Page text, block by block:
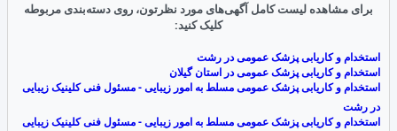
برای مشاهده لیست کامل آگهی‌های مورد نظرتون، روی دسته‌بندی مربوطه
کلیک کنید:
استخدام و کاریابی پزشک عمومی در رشت
استخدام و کاریابی پزشک عمومی در استان گیلان
استخدام و کاریابی پزشک عمومی مسلط به امور زیبایی - مسئول فنی کلینیک زیبایی
در رشت
استخدام و کاریابی پزشک عمومی مسلط به امور زیبایی - مسئول فنی کلینیک زیبایی